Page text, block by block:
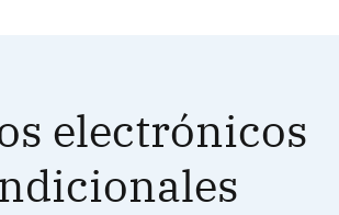
electrónicos